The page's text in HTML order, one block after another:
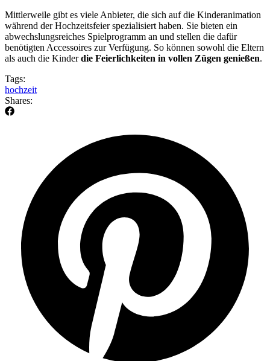
Mittlerweile gibt es viele Anbieter, die sich auf die Kinderanimation
während der Hochzeitsfeier spezialisiert haben. Sie bieten ein
abwechslungsreiches Spielprogramm an und stellen die dafür
benötigten Accessoires zur Verfügung. So können sowohl die Eltern
als auch die Kinderdie Feierlichkeiten in vollen Zügen genießen.
Tags:
hochzeit
Shares: